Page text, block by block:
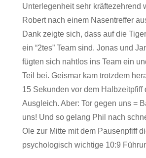
Unterlegenheit sehr kräftezehrend
Robert nach einem Nasentreffer
Dank zeigte sich, dass auf die
ein “2tes” Team sind. Jonas und
fügten sich nahtlos ins Team ein
Teil bei. Geismar kam trotzdem
15 Sekunden vor dem Halbzeitpfiff
Ausgleich. Aber: Tor gegen uns =
uns! Und so gelang Phil nach
Ole zur Mitte mit dem Pausenpfiff
psychologisch wichtige 10:9